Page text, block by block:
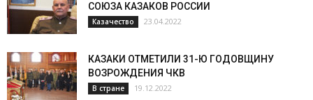
СОЮЗА КАЗАКОВ РОССИИ
Казачество 23.04.2022
КАЗАКИ ОТМЕТИЛИ 31-Ю ГОДОВЩИНУ
ВОЗРОЖДЕНИЯ ЧКВ
В стране 19.12.2022